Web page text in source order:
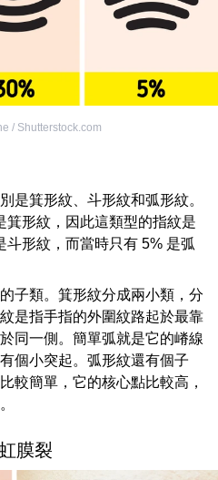
/ Shutterstock.com
是箕形紋、斗形紋和弧形紋。
箕形紋，因此這類型的指紋是
形紋，而當時只有 5% 是弧
子類。箕形紋分成兩小類，分
是指手指的外圍紋路起於最靠
同一側。簡單弧就是它的嵴線
個小突起。弧形紋還有個子
較簡單，它的核心點比較高，
膜裂